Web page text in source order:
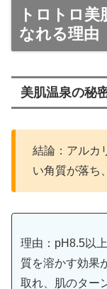
トロトロ
なれる理由
美肌温泉の秘
結論：アルカ
い角質が落ち
理由：pH8.5以
質を溶かす効果
取れ、肌のター